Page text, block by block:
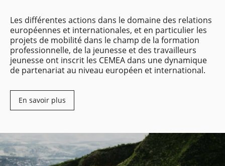
Les différentes actions dans le domaine des relations
européennes et internationales, et en particulier les
projets de mobilité dans le champ de la formation
professionnelle, de la jeunesse et des travailleurs
jeunesse ont inscrit les CEMEA dans une dynamique
de partenariat au niveau européen et international.
En savoir plus